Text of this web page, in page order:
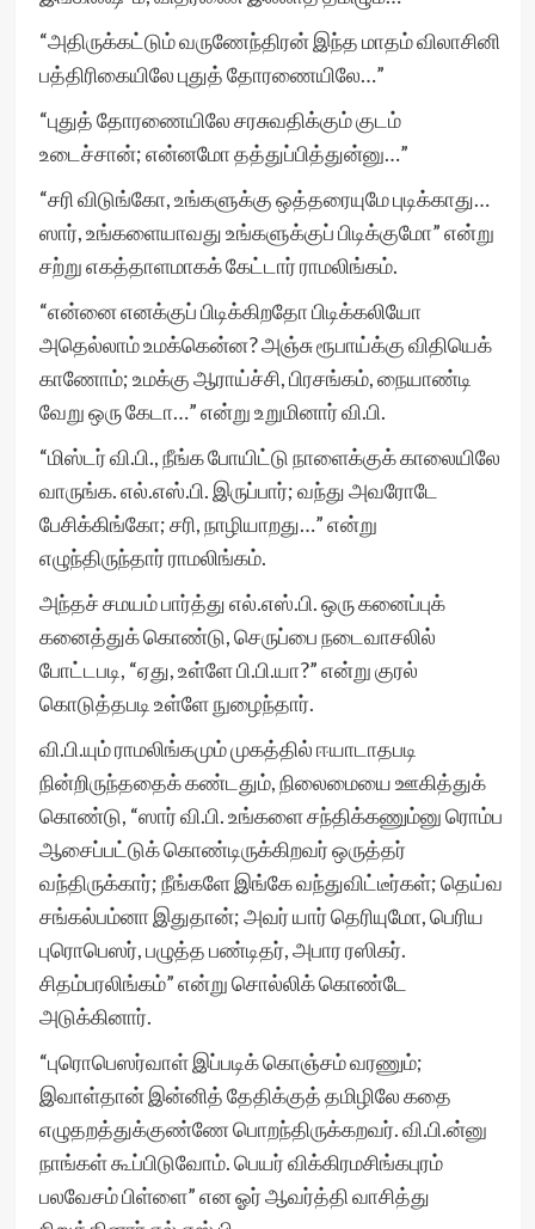
“அதிருக்கட்டும் வருணேந்திரன் இந்த மாதம் விலாசினி
பத்திரிகையிலே புதுத் தோரணையிலே…”
“புதுத் தோரணையிலே சரசுவதிக்கும் குடம்
உடைச்சான்; என்னமோ தத்துப்பித்துன்னு…”
“சரி விடுங்கோ, உங்களுக்கு ஒத்தரையுமே புடிக்காது…
ஸார், உங்களையாவது உங்களுக்குப் பிடிக்குமோ” என்று
சற்று எகத்தாளமாகக் கேட்டார் ராமலிங்கம்.
“என்னை எனக்குப் பிடிக்கிறதோ பிடிக்கலியோ
அதெல்லாம் உமக்கென்ன? அஞ்சு ரூபாய்க்கு விதியெக்
காணோம்; உமக்கு ஆராய்ச்சி, பிரசங்கம், நையாண்டி
வேறு ஒரு கேடா…” என்று உறுமினார் வி.பி.
“மிஸ்டர் வி.பி., நீங்க போயிட்டு நாளைக்குக் காலையிலே
வாருங்க. எல்.எஸ்.பி. இருப்பார்; வந்து அவரோடே
பேசிக்கிங்கோ; சரி, நாழியாறது…” என்று
எழுந்திருந்தார் ராமலிங்கம்.
அந்தச் சமயம் பார்த்து எல்.எஸ்.பி. ஒரு கனைப்புக்
கனைத்துக் கொண்டு, செருப்பை நடைவாசலில்
போட்டபடி, “ஏது, உள்ளே பி.பி.யா?” என்று குரல்
கொடுத்தபடி உள்ளே நுழைந்தார்.
வி.பி.யும் ராமலிங்கமும் முகத்தில் ஈயாடாதபடி
நின்றிருந்ததைக் கண்டதும், நிலைமையை ஊகித்துக்
கொண்டு, “ஸார் வி.பி. உங்களை சந்திக்கணும்னு ரொம்ப
ஆசைப்பட்டுக் கொண்டிருக்கிறவர் ஒருத்தர்
வந்திருக்கார்; நீங்களே இங்கே வந்துவிட்டீர்கள்; தெய்வ
சங்கல்பம்னா இதுதான்; அவர் யார் தெரியுமோ, பெரிய
புரொபெஸர், பழுத்த பண்டிதர், அபார ரஸிகர்.
சிதம்பரலிங்கம்” என்று சொல்லிக் கொண்டே
அடுக்கினார்.
“புரொபெஸர்வாள் இப்படிக் கொஞ்சம் வரணும்;
இவாள்தான் இன்னித் தேதிக்குத் தமிழிலே கதை
எழுதறத்துக்குண்ணே பொறந்திருக்கறவர். வி.பி.ன்னு
நாங்கள் கூப்பிடுவோம். பெயர் விக்கிரமசிங்கபுரம்
பலவேசம் பிள்ளை” என ஓர் ஆவர்த்தி வாசித்து